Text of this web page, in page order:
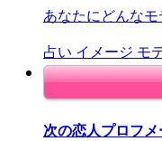
あなたにどんな
占い イメージ モ
次の恋人プロフ